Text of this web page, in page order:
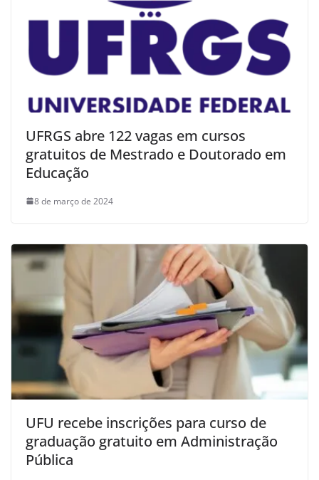
UFRGS abre 122 vagas em cursos
gratuitos de Mestrado e Doutorado em
Educação
8 de março de 2024
UFU recebe inscrições para curso de
graduação gratuito em Administração
Pública